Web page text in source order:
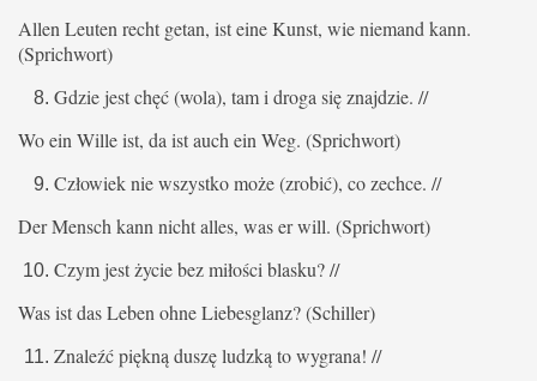
Allen Leuten recht getan, ist eine Kunst, wie niemand kann.
(Sprichwort)
Gdzie jest chęć (wola), tam i droga się znajdzie. //
Wo ein Wille ist, da ist auch ein Weg. (Sprichwort)
Człowiek nie wszystko może (zrobić), co zechce. //
Der Mensch kann nicht alles, was er will. (Sprichwort)
Czym jest życie bez miłości blasku? //
Was ist das Leben ohne Liebesglanz? (Schiller)
Znaleźć piękną duszę ludzką to wygrana! //